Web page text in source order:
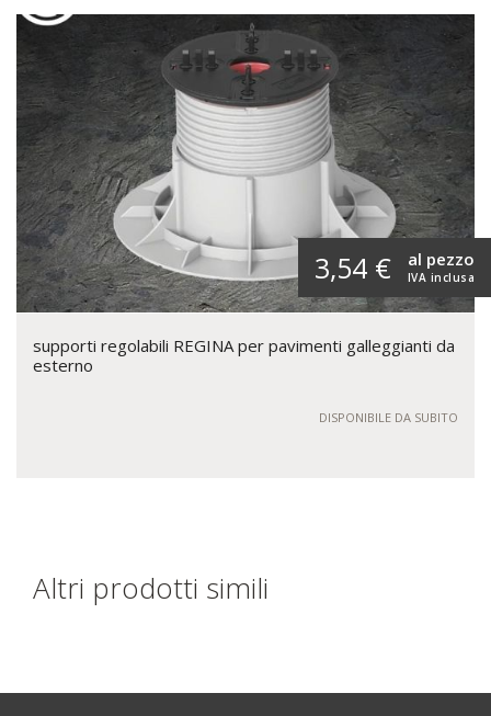
3,54 € IVA inclusa
al pezzo
supporti regolabili REGINA per pavimenti galleggianti da
esterno
DISPONIBILE DA SUBITO
Altri prodotti simili